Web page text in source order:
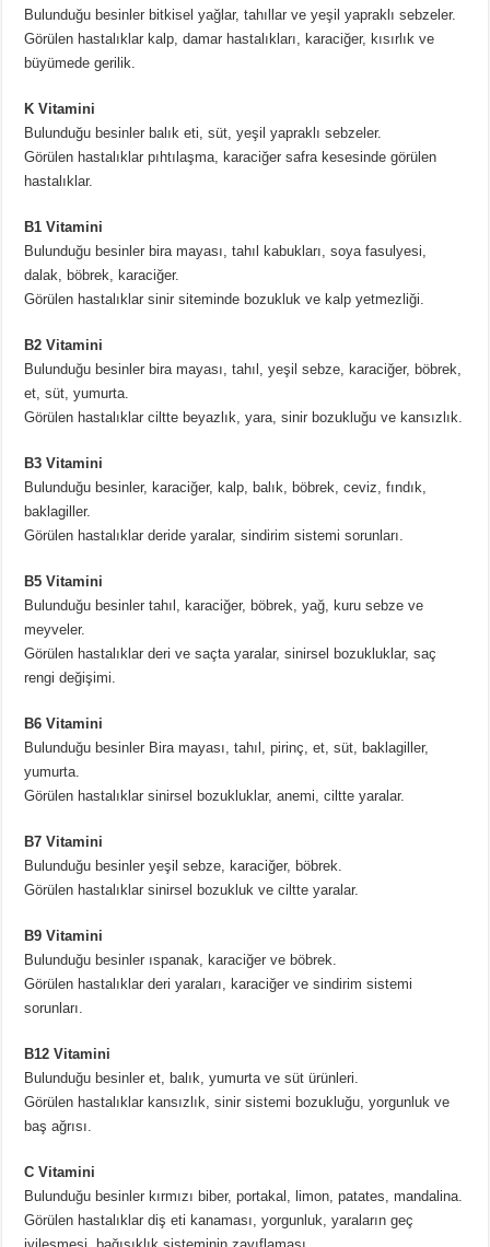
Bulunduğu besinler bitkisel yağlar, tahıllar ve yeşil yapraklı sebzeler.
Görülen hastalıklar kalp, damar hastalıkları, karaciğer, kısırlık ve
büyümede gerilik.
K Vitamini
Bulunduğu besinler balık eti, süt, yeşil yapraklı sebzeler.
Görülen hastalıklar pıhtılaşma, karaciğer safra kesesinde görülen
hastalıklar.
B1 Vitamini
Bulunduğu besinler bira mayası, tahıl kabukları, soya fasulyesi,
dalak, böbrek, karaciğer.
Görülen hastalıklar sinir siteminde bozukluk ve kalp yetmezliği.
B2 Vitamini
Bulunduğu besinler bira mayası, tahıl, yeşil sebze, karaciğer, böbrek,
et, süt, yumurta.
Görülen hastalıklar ciltte beyazlık, yara, sinir bozukluğu ve kansızlık.
B3 Vitamini
Bulunduğu besinler, karaciğer, kalp, balık, böbrek, ceviz, fındık,
baklagiller.
Görülen hastalıklar deride yaralar, sindirim sistemi sorunları.
B5 Vitamini
Bulunduğu besinler tahıl, karaciğer, böbrek, yağ, kuru sebze ve
meyveler.
Görülen hastalıklar deri ve saçta yaralar, sinirsel bozukluklar, saç
rengi değişimi.
B6 Vitamini
Bulunduğu besinler Bira mayası, tahıl, pirinç, et, süt, baklagiller,
yumurta.
Görülen hastalıklar sinirsel bozukluklar, anemi, ciltte yaralar.
B7 Vitamini
Bulunduğu besinler yeşil sebze, karaciğer, böbrek.
Görülen hastalıklar sinirsel bozukluk ve ciltte yaralar.
B9 Vitamini
Bulunduğu besinler ıspanak, karaciğer ve böbrek.
Görülen hastalıklar deri yaraları, karaciğer ve sindirim sistemi
sorunları.
B12 Vitamini
Bulunduğu besinler et, balık, yumurta ve süt ürünleri.
Görülen hastalıklar kansızlık, sinir sistemi bozukluğu, yorgunluk ve
baş ağrısı.
C Vitamini
Bulunduğu besinler kırmızı biber, portakal, limon, patates, mandalina.
Görülen hastalıklar diş eti kanaması, yorgunluk, yaraların geç